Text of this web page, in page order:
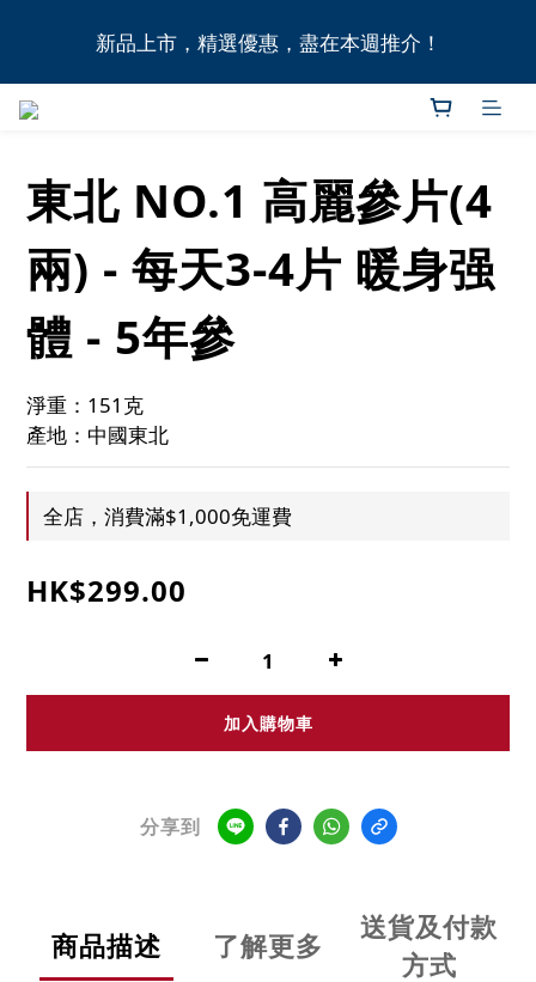
全港11間門市自取無門檻，買滿HK$1,000即享本地免
費送貨上門服務！
新品上市，精選優惠，盡在本週推介！
全港11間門市自取無門檻，買滿HK$1,000即享本地免
東北 NO.1 高麗參片(4
兩) - 每天3-4片 暖身强
體 - 5年參
淨重：151克
產地：中國東北
全店，消費滿$1,000免運費
HK$299.00
加入購物車
分享到
商品描述 了解更多
送貨及付款
方式